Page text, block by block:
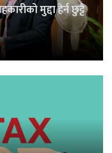
मुद्दा हेर्न छुट्टै